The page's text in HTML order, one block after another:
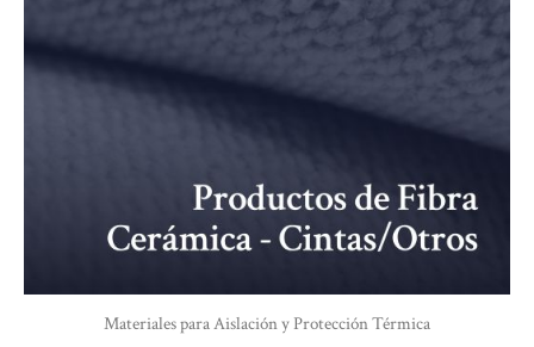
Materiales para Aislación y Protección Térmica